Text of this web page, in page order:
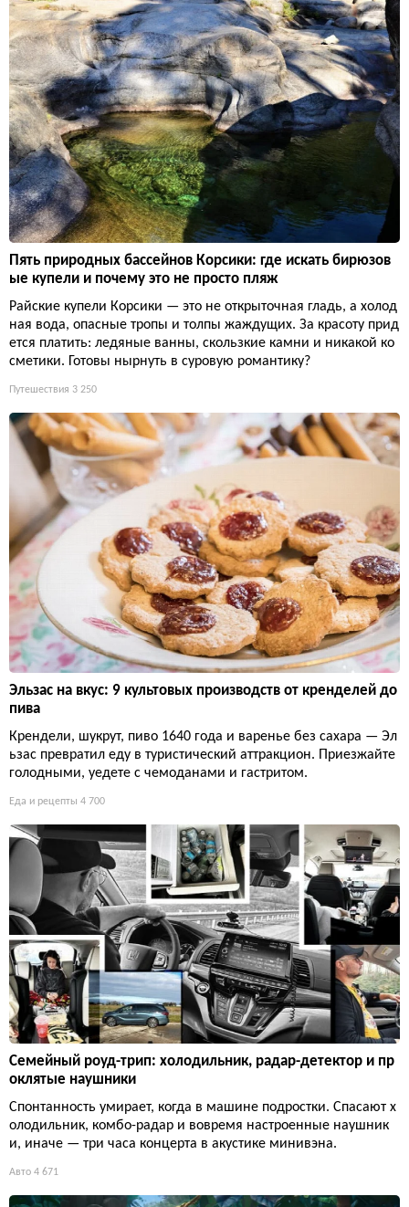
Пять природных бассейнов Корсики: где искать бирюзов
ые купели и почему это не просто пляж
Райские купели Корсики — это не открыточная гладь, а холод
ная вода, опасные тропы и толпы жаждущих. За красоту прид
ется платить: ледяные ванны, скользкие камни и никакой ко
сметики. Готовы нырнуть в суровую романтику?
Путешествия 3 250
Эльзас на вкус: 9 культовых производств от кренделей до
пива
Крендели, шукрут, пиво 1640 года и варенье без сахара — Эл
ьзас превратил еду в туристический аттракцион. Приезжайте
голодными, уедете с чемоданами и гастритом.
Еда и рецепты 4 700
Семейный роуд-трип: холодильник, радар-детектор и пр
оклятые наушники
Спонтанность умирает, когда в машине подростки. Спасают х
олодильник, комбо-радар и вовремя настроенные наушник
и, иначе — три часа концерта в акустике минивэна.
Авто 4 671